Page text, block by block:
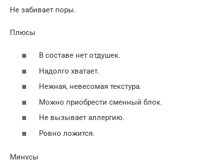
Не забивает поры.
Плюсы
В составе нет отдушек.
Надолго хватает.
Нежная, невесомая текстура.
Можно приобрести сменный блок.
Не вызывает аллергию.
Ровно ложится.
Минусы